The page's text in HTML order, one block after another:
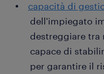
capacità di
dell'impiegato
destreggiare tra
capace di
per garantire il